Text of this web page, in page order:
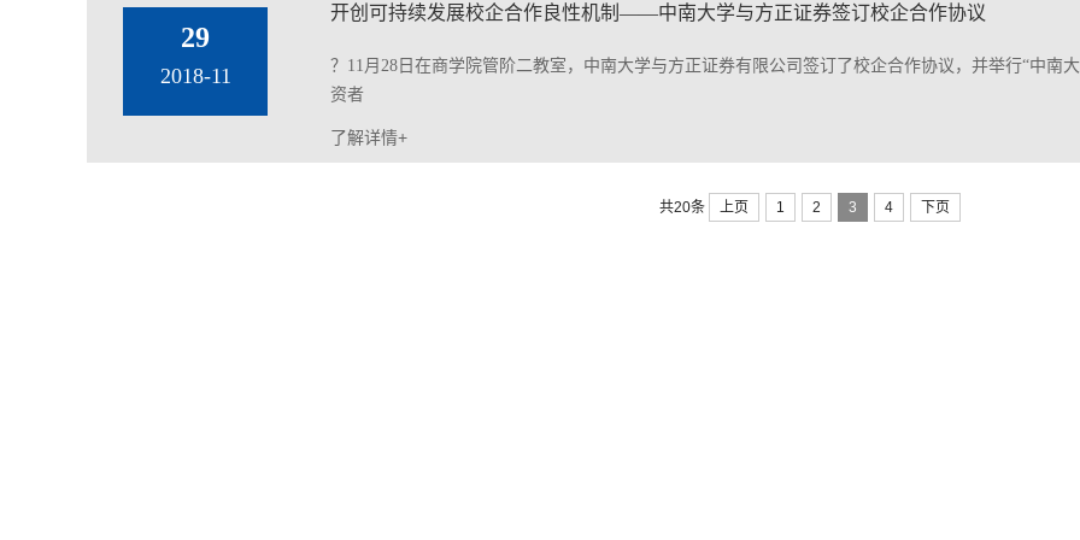
29
2018-11
开创可持续发展校企合作良性机制——中南大学与方正证券签订校企合作协议
？11月28日在商学院管阶二教室，中南大学与方正证券有限公司签订了校企合作协议，并举行“中南
资者
了解详情+
共20条 上页 1 2 3 4 下页